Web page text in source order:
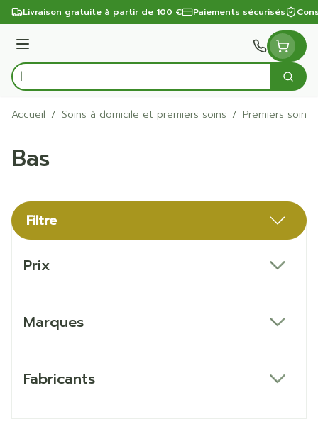
Aller au contenu
Livraison gratuite à partir de 100 € Paiements sécurisés
Menu
Rechercher
Accueil / Soins à domicile et premiers soins / Premiers soins
Bas
Filtre
Prix
Marques
Fabricants